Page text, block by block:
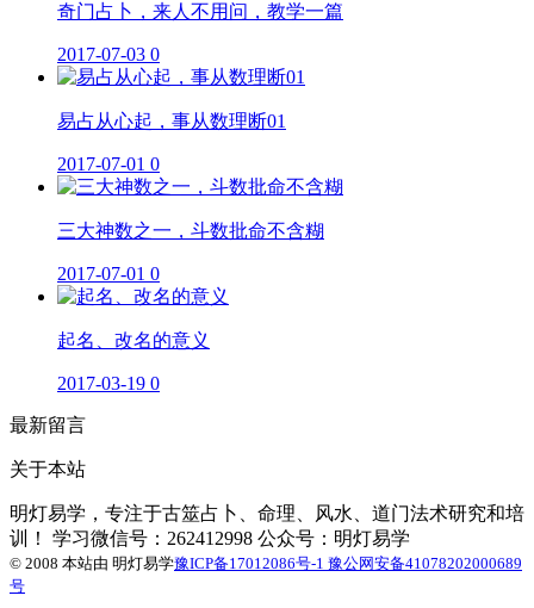
奇门占卜，来人不用问，教学一篇
2017-07-03 0
易占从心起，事从数理断01
2017-07-01 0
三大神数之一，斗数批命不含糊
2017-07-01 0
起名、改名的意义
2017-03-19 0
最新留言
关于本站
明灯易学，专注于古筮占卜、命理、风水、道门法术研究和培
训！ 学习微信号：262412998 公众号：明灯易学
© 2008 本站由 明灯易学豫ICP备17012086号-1 豫公网安备41078202000689
号